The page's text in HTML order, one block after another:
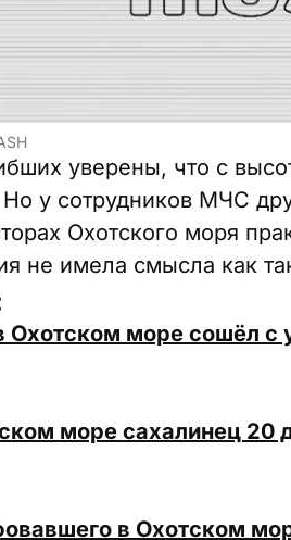
уверены, что с
у сотрудников МЧС
Охотского моря
не имела смысла как
море сошёл с
море сахалинец 20
в Охотском